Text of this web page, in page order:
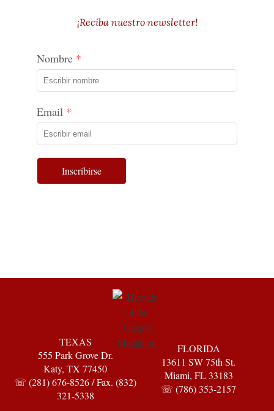
¡Reciba nuestro newsletter!
Nombre
Email
Inscribirse
TEXAS
555 Park Grove Dr.
Katy, TX 77450
☏ (281) 676-8526 / Fax. (832)
321-5338
FLORIDA
13611 SW 75th St.
Miami, FL 33183
☏ (786) 353-2157